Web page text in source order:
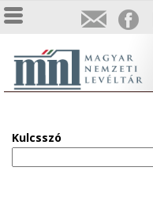
Kulcsszó